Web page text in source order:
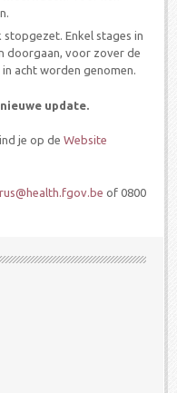
Enkel stages in
doorgaan, voor zover de
acht worden genomen.
update.
je op de Website
of 0800